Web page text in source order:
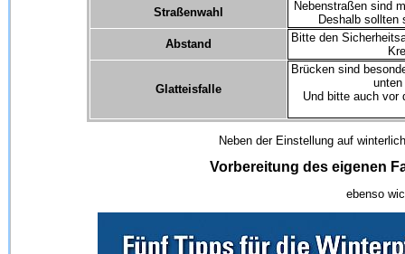
Straßenwahl
Nebenstraßen sind
Deshalb sollten
Abstand
Bitte den
Glatteisfalle
Brücken sind
Und bitte auch vor
Neben der Einstellung auf
Vorbereitung des eigenen
ebenso